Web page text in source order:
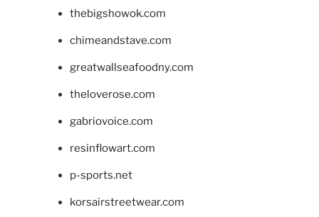
thebigshowok.com
chimeandstave.com
greatwallseafoodny.com
theloverose.com
gabriovoice.com
resinflowart.com
p-sports.net
korsairstreetwear.com